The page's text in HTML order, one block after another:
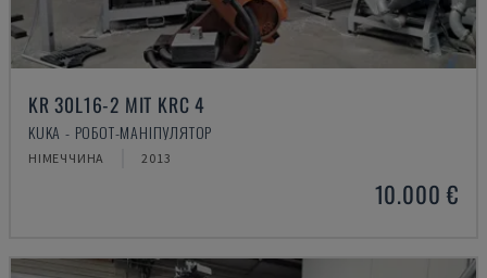
KR 30L16-2 MIT KRC 4
KUKA - РОБОТ-МАНІПУЛЯТОР
НІМЕЧЧИНА 2013
10.000 €